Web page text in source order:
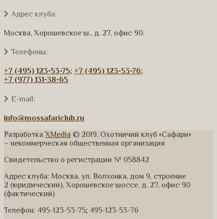
Адрес клуба:
Москва, Хорошевское ш., д. 27, офис 90.
Телефоны:
+7 (495) 123-53-75; +7 (495) 123-53-76;
+7 (977) 131-38-65
E-mail:
info@mossafariclub.ru
Разработка XMedia © 2019. Охотничий клуб «Сафари»
– некоммерческая общественная организация
Свидетельство о регистрации № 058842
Адрес клуба: Москва, ул. Волхонка, дом 9, строение
2 (юридический), Хорошевское шоссе, д. 27, офис 90
(фактический)
Телефон: 495-123-53-75; 495-123-53-76